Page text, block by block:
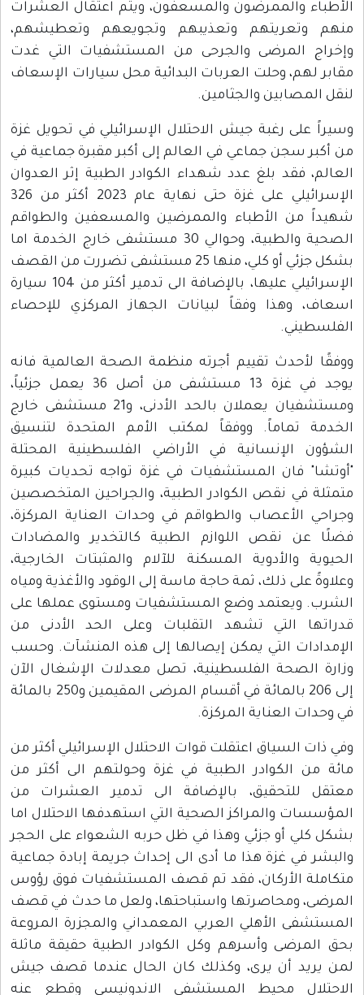
الأطباء والممرضون والمسعفون، ويتم اعتقال العشرات
منهم وتعريتهم وتعذيبهم وتجويعهم وتعطيشهم،
وإخراج المرضى والجرحى من المستشفيات التي غدت
مقابر لهم، وحلت العربات البدائية محل سيارات الإسعاف
لنقل المصابين والجثامين.
وسيراً على رغبة جيش الاحتلال الإسرائيلي في تحويل غزة
من أكبر سجن جماعي في العالم إلى أكبر مقبرة جماعية في
العالم، فقد بلغ عدد شهداء الكوادر الطبية إثر العدوان
الإسرائيلي على غزة حتى نهاية عام 2023 أكثر من 326
شهيداً من الأطباء والممرضين والمسعفين والطواقم
الصحية والطبية، وحوالي 30 مستشفى خارج الخدمة اما
بشكل جزئي أو كلي، منها 25 مستشفى تضررت من القصف
الإسرائيلي عليها، بالإضافة الى تدمير أكثر من 104 سيارة
اسعاف، وهذا وفقاً لبيانات الجهاز المركزي للإحصاء
الفلسطيني.
ووفقًا لأحدث تقييم أجرته منظمة الصحة العالمية فانه
يوجد في غزة 13 مستشفى من أصل 36 يعمل جزئياً،
ومستشفيان يعملان بالحد الأدنى، و21 مستشفى خارج
الخدمة تماماً. ووفقاً لمكتب الأمم المتحدة لتنسيق
الشؤون الإنسانية في الأراضي الفلسطينية المحتلة
"أوتشا" فان المستشفيات في غزة تواجه تحديات كبيرة
متمثلة في نقص الكوادر الطبية، والجراحين المتخصصين
وجراحي الأعصاب والطواقم في وحدات العناية المركزة،
فضلًا عن نقص اللوازم الطبية كالتخدير والمضادات
الحيوية والأدوية المسكنة للآلام والمثبتات الخارجية،
وعلاوةً على ذلك، ثمة حاجة ماسة إلى الوقود والأغذية ومياه
الشرب. ويعتمد وضع المستشفيات ومستوى عملها على
قدراتها التي تشهد التقلبات وعلى الحد الأدنى من
الإمدادات التي يمكن إيصالها إلى هذه المنشآت. وحسب
وزارة الصحة الفلسطينية، تصل معدلات الإشغال الآن
إلى 206 بالمائة في أقسام المرضى المقيمين و250 بالمائة
في وحدات العناية المركزة.
وفي ذات السياق اعتقلت قوات الاحتلال الإسرائيلي أكثر من
مائة من الكوادر الطبية في غزة وحولتهم الى أكثر من
معتقل للتحقيق، بالإضافة الى تدمير العشرات من
المؤسسات والمراكز الصحية التي استهدفها الاحتلال اما
بشكل كلي أو جزئي وهذا في ظل حربه الشعواء على الحجر
والبشر في غزة هذا ما أدى الى إحداث جريمة إبادة جماعية
متكاملة الأركان، فقد تم قصف المستشفيات فوق رؤوس
المرضى، ومحاصرتها واستباحتها، ولعل ما حدث في قصف
المستشفى الأهلي العربي المعمداني والمجزرة المروعة
بحق المرضى وأسرهم وكل الكوادر الطبية حقيقة ماثلة
لمن يريد أن يرى، وكذلك كان الحال عندما قصف جيش
الاحتلال محيط المستشفى الاندونيسي وقطع عنه